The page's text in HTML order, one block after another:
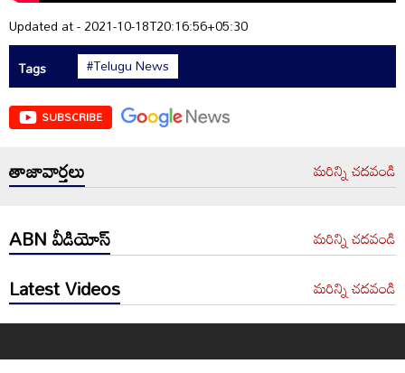
Updated at - 2021-10-18T20:16:56+05:30
Tags
#Telugu News
SUBSCRIBE
తాజావార్తలు మరిన్ని చదవండి
ABN వీడియోస్ మరిన్ని చదవండి
Latest Videos మరిన్ని చదవండి